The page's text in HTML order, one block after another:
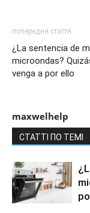
попередня стаття
¿La sentencia de
microondas?
venga a por ello
maxwelhelp
СТАТТІ ПО ТЕМІ